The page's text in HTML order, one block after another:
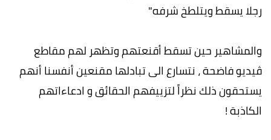
رجلا يسقط ويتلطخ شرفه"
والمشاهير حين تسقط أقنعتهم وتظهر لهم مقاطع
ڤيديو فاضحة ، نتسارع الى تبادلها مقنعين أنفسنا أنهم
يستحقون ذلك نظراً لتزييفهم الحقائق و ادعاءاتهم
الكاذبة !